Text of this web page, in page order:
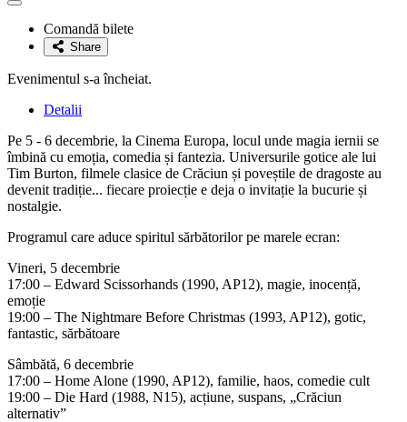
Adaugă
favoriteComandă bilete
Share
Evenimentul s-a încheiat.
Detalii
Pe 5 - 6 decembrie, la Cinema Europa, locul unde magia iernii se
îmbină cu emoția, comedia și fantezia. Universurile gotice ale lui
Tim Burton, filmele clasice de Crăciun și poveștile de dragoste au
devenit tradiție... fiecare proiecție e deja o invitație la bucurie și
nostalgie.
Programul care aduce spiritul sărbătorilor pe marele ecran:
Vineri, 5 decembrie
17:00 – Edward Scissorhands (1990, AP12), magie, inocență,
emoție
19:00 – The Nightmare Before Christmas (1993, AP12), gotic,
fantastic, sărbătoare
Sâmbătă, 6 decembrie
17:00 – Home Alone (1990, AP12), familie, haos, comedie cult
19:00 – Die Hard (1988, N15), acțiune, suspans, „Crăciun
alternativ”